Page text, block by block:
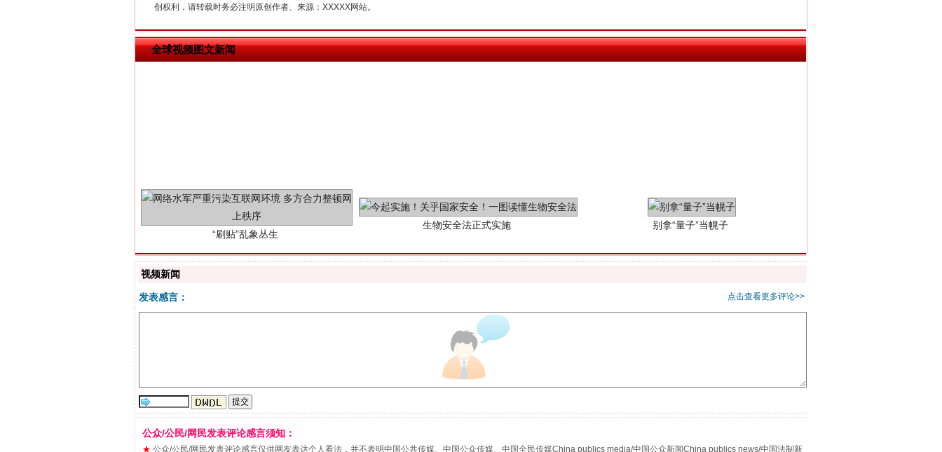
创权利，请转载时务必注明原创作者、来源：XXXXX网站。
全球视频图文新闻
"炒鞋教程"里的骗局
视频新闻
点击查看更多评论>>
发表感言：
公众/公民/网民发表评论感言须知：
★ 公众/公民/网民发表评论感言仅供网友表达个人看法，并不表明中国公共传媒、中国公众传媒、中国全民传媒China publics media/中国公众新闻China publics news/中国法制新